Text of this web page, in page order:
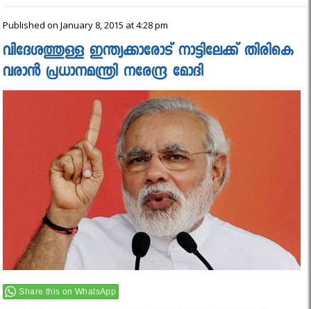
Published on January 8, 2015 at 4:28 pm
വിദേശത്തുള്ള ഇന്ത്യക്കാരോട് നാട്ടിലേക്ക് തിരികെ
വരാൻ പ്രധാനമന്ത്രി നരേന്ദ്ര മോദി
Share this on WhatsApp